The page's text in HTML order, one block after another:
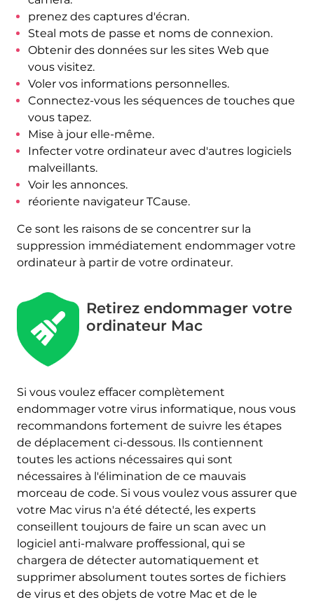
prenez des captures d'écran.
Steal mots de passe et noms de connexion.
Obtenir des données sur les sites Web que
vous visitez.
Voler vos informations personnelles.
Connectez-vous les séquences de touches que
vous tapez.
Mise à jour elle-même.
Infecter votre ordinateur avec d'autres logiciels
malveillants.
Voir les annonces.
réoriente navigateur TCause.
Ce sont les raisons de se concentrer sur la
suppression immédiatement endommager votre
ordinateur à partir de votre ordinateur.
Retirez endommager votre
ordinateur Mac
Si vous voulez effacer complètement
endommager votre virus informatique, nous vous
recommandons fortement de suivre les étapes
de déplacement ci-dessous. Ils contiennent
toutes les actions nécessaires qui sont
nécessaires à l'élimination de ce mauvais
morceau de code. Si vous voulez vous assurer que
votre Mac virus n'a été détecté, les experts
conseillent toujours de faire un scan avec un
logiciel anti-malware proffessional, qui se
chargera de détecter automatiquement et
supprimer absolument toutes sortes de fichiers
de virus et des objets de votre Mac et de le
RETIRER MAINTENANT
(MAC)
avec SpyHunter pour Mac